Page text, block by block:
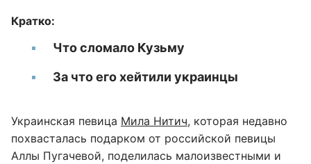
Кратко:
Что сломало Кузьму
За что его хейтили украинцы
Украинская певица Мила Нитич, которая недавно
похвасталась подарком от российской певицы
Аллы Пугачевой, поделилась малоизвестными и